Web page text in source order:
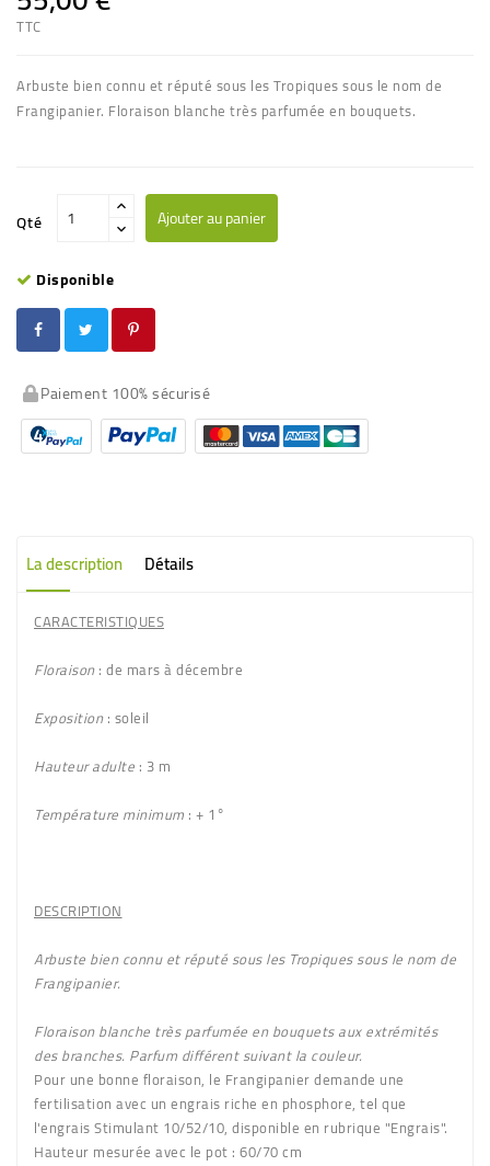
TTC
Arbuste bien connu et réputé sous les Tropiques sous le nom de
Frangipanier. Floraison blanche très parfumée en bouquets.
Qté Ajouter au panier
Disponible
Paiement 100% sécurisé
La description Détails
CARACTERISTIQUES
Floraison: de mars à décembre
Exposition: soleil
Hauteur adulte : 3 m
Température minimum : + 1°
DESCRIPTION
Arbuste bien connu et réputé sous les Tropiques sous le nom de
Frangipanier.
Floraisonblanche très parfumée en bouquets aux extrémités
des branches. Parfum différent suivant la couleur.
Pour une bonne floraison, le Frangipanier demande une
fertilisation avec un engrais riche en phosphore, tel que
l'engrais Stimulant 10/52/10, disponible en rubrique "Engrais".
Hauteur mesurée avec le pot : 60/70 cm